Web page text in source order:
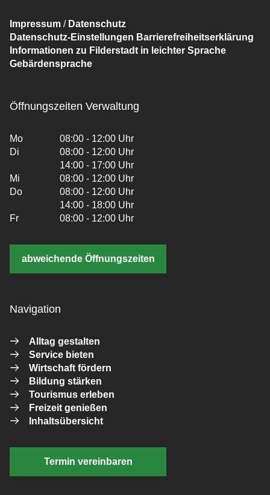
Impressum / Datenschutz
Datenschutz-Einstellungen Barrierefreiheitserklärung
Informationen zu Filderstadt in leichter Sprache
Gebärdensprache
Öffnungszeiten Verwaltung
Mo
08:00 - 12:00 Uhr
Di
08:00 - 12:00 Uhr
14:00 - 17:00 Uhr
Mi
08:00 - 12:00 Uhr
Do
08:00 - 12:00 Uhr
14:00 - 18:00 Uhr
Fr
08:00 - 12:00 Uhr
abweichende Öffnungszeiten
Navigation
Alltag gestalten
Service bieten
Wirtschaft fördern
Bildung stärken
Tourismus erleben
Freizeit genießen
Inhaltsübersicht
Termin vereinbaren